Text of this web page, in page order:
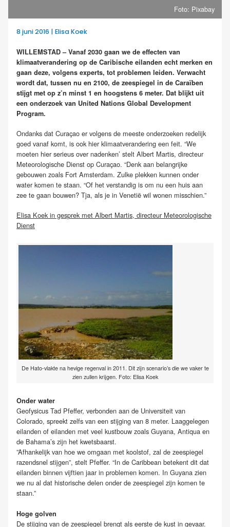
Foto: Pixabay
8 juni 2016 | Elisa Koek
WILLEMSTAD – Vanaf 2030 gaan we de effecten van
klimaatverandering op de Caribische eilanden echt merken en
gaan deze, volgens experts, tot problemen leiden. Verwacht
wordt dat, tussen nu en 2100, de zeespiegel in de Caraïben
stijgt met op z’n minst 1 en hoogstens 6 meter. Dat blijkt uit
een onderzoek van United Nations Global Development
Program.
Ondanks dat Curaçao er volgens de meeste onderzoeken redelijk
goed vanaf komt, is ook hier klimaatverandering een feit. “We
moeten hier serieus over nadenken’ stelt Albert Martis, directeur
Meteorologische Dienst op Curaçao. “Denk aan belangrijke
gebouwen zoals Fort Amsterdam. Zulke plekken kunnen onder
water komen te staan. “Of het verstandig is om nu een huis aan
zee te gaan bouwen? Tja, als je in Venetië wil wonen misschien.”
Elisa Koek in gesprek met Albert Martis, directeur Meteorologische
Dienst
De Hato-vlakte na hevige regenval in 2011. Dit zijn scenario’s die we vaker te
zien zullen krijgen. Foto: Elisa Koek
Onder water
Geofysicus Tad Pfeffer, verbonden aan de Universiteit van
Colorado, spreekt zelfs van een stijging van 8 meter. Laaggelegen
eilanden of eilanden met veel kustbouw zoals Guyana, Antiqua en
de Bahama’s zijn het kwetsbaarst.
”Afhankelijk van hoe we omgaan met koolstof, zal de zeespiegel
razendsnel stijgen”, stelt Pfeffer. “In de Caribbean betekent dit dat
eilanden binnen vijftien jaar in problemen komen. In Guyana zien
we nu al dat historische delen onder de zeespiegel zijn komen te
staan.”
Hoge golven
De stijging van de zeespiegel brengt als eerste de kust in gevaar.